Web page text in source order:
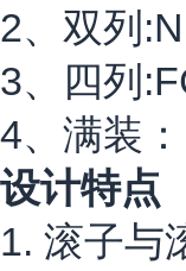
2、双列
3、四列
4、满装
设计特点
1. 滚子与